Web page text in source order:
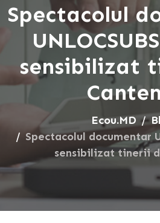
Spectacolul
sensibilizat
Ecou.MD
Spectacolul documentar
sensibilizat tinerii